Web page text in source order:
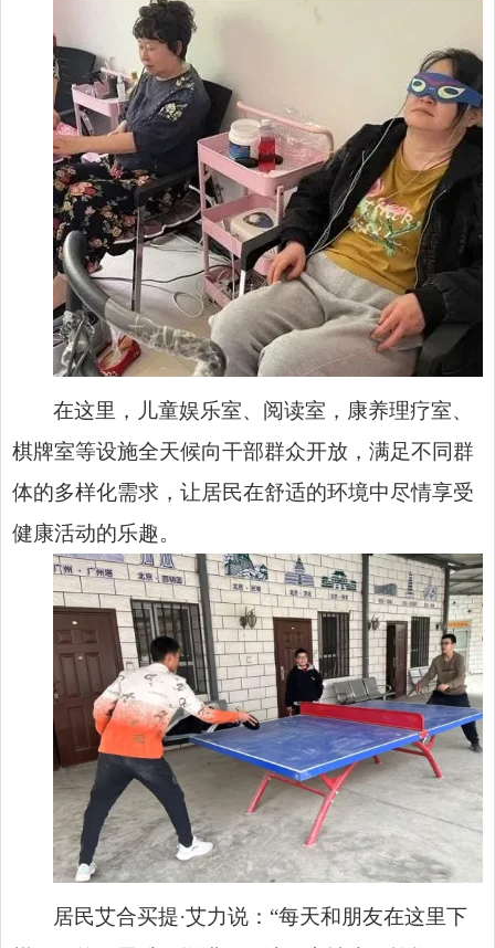
在这里，儿童娱乐室、阅读室，康养理疗室、
棋牌室等设施全天候向干部群众开放，满足不同群
体的多样化需求，让居民在舒适的环境中尽情享受
健康活动的乐趣。
居民艾合买提·艾力说：“每天和朋友在这里下